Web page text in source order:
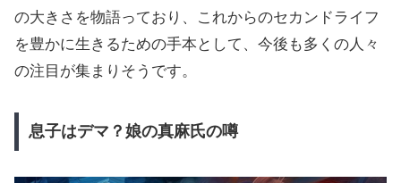
の大きさを物語っており、これからのセカンドライフ
を豊かに生きるための手本として、今後も多くの人々
の注目が集まりそうです。
息子はデマ？娘の真麻氏の噂